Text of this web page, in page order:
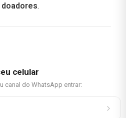
.
celular
canal do WhatsApp entrar: